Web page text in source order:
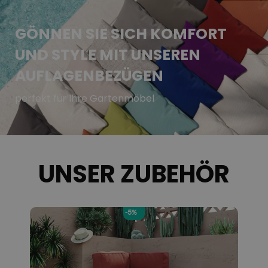
GÖNNEN SIE SICH KOMFORT
UND STYLE MIT UNSEREN
AUFLAGENBEZÜGEN
perfekt für Ihre Gartenmöbel
UNSER ZUBEHÖR
-5%